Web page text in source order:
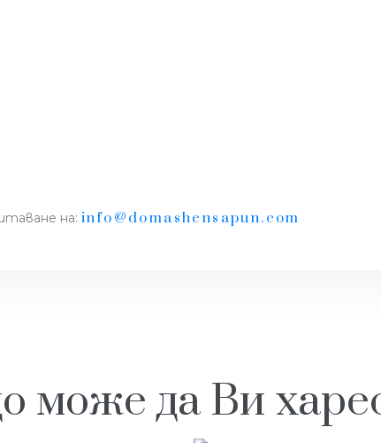
на: info@domashensapun.com
може да Ви